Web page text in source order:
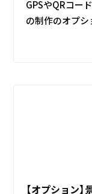
GPSやQRコー
の制作のオプシ
【オプション